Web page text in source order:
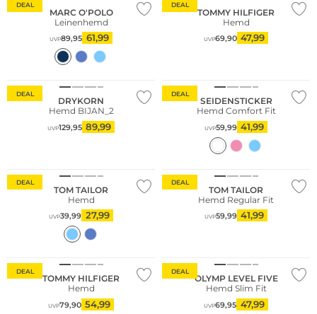
DEAL
MARC O'POLO
Leinenhemd
UVP89,95 61,99
DEAL
TOMMY HILFIGER
Hemd
UVP69,90 47,99
DEAL
DRYKORN
Hemd BIJAN_2
UVP129,95 89,99
DEAL
SEIDENSTICKER
Hemd Comfort Fit
UVP59,99 41,99
DEAL
TOM TAILOR
Hemd
UVP39,99 27,99
DEAL
TOM TAILOR
Hemd Regular Fit
UVP59,99 41,99
DEAL
TOMMY HILFIGER
Hemd
UVP79,90 54,99
DEAL
OLYMP LEVEL FIVE
Hemd Slim Fit
UVP69,95 47,99